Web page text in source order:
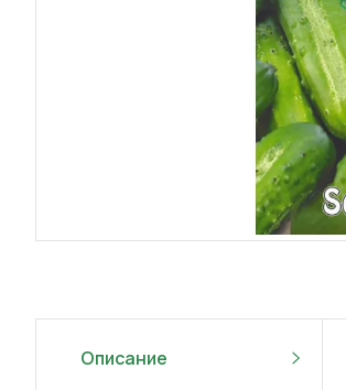
Описание